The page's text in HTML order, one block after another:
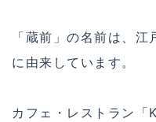
「蔵前」の名前は、
に由来しています。
カフェ・レストラン「